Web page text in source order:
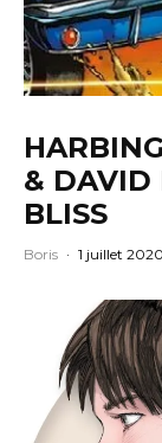
& DAVID
BLISS
Boris · 1 juillet 2020